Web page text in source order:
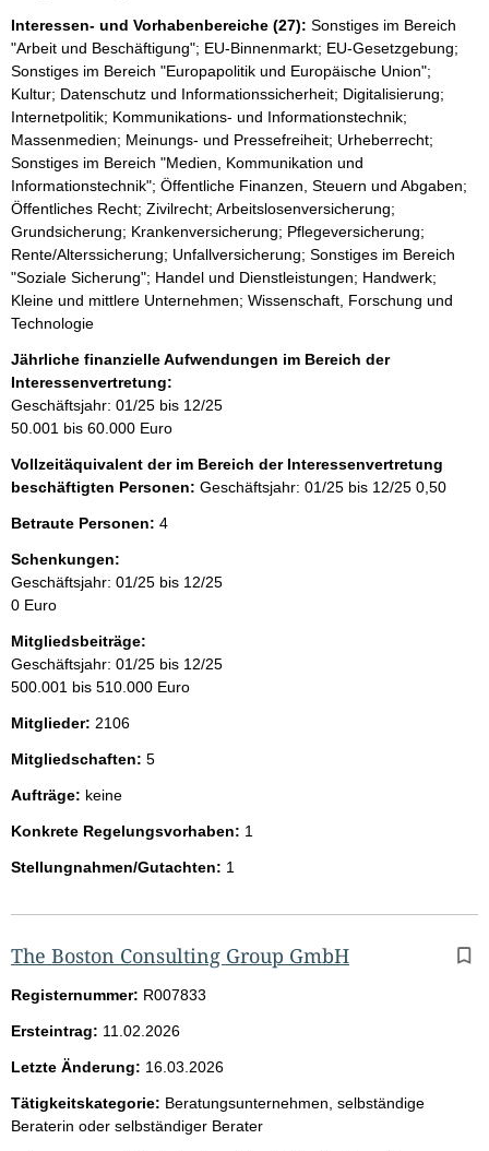
Interessen- und Vorhabenbereiche (27): Sonstiges im Bereich
"Arbeit und Beschäftigung"; EU-Binnenmarkt; EU-Gesetzgebung;
Sonstiges im Bereich "Europapolitik und Europäische Union";
Kultur; Datenschutz und Informationssicherheit; Digitalisierung;
Internetpolitik; Kommunikations- und Informationstechnik;
Massenmedien; Meinungs- und Pressefreiheit; Urheberrecht;
Sonstiges im Bereich "Medien, Kommunikation und
Informationstechnik"; Öffentliche Finanzen, Steuern und Abgaben;
Öffentliches Recht; Zivilrecht; Arbeitslosenversicherung;
Grundsicherung; Krankenversicherung; Pflegeversicherung;
Rente/Alterssicherung; Unfallversicherung; Sonstiges im Bereich
"Soziale Sicherung"; Handel und Dienstleistungen; Handwerk;
Kleine und mittlere Unternehmen; Wissenschaft, Forschung und
Technologie
Jährliche finanzielle Aufwendungen im Bereich der
Interessenvertretung:
Geschäftsjahr: 01/25 bis 12/25
50.001 bis 60.000 Euro
Vollzeitäquivalent der im Bereich der Interessenvertretung
beschäftigten Personen: Geschäftsjahr: 01/25 bis 12/25 0,50
Betraute Personen: 4
Schenkungen:
Geschäftsjahr: 01/25 bis 12/25
0 Euro
Mitgliedsbeiträge:
Geschäftsjahr: 01/25 bis 12/25
500.001 bis 510.000 Euro
Mitglieder: 2106
Mitgliedschaften: 5
Aufträge: keine
Konkrete Regelungsvorhaben: 1
Stellungnahmen/Gutachten: 1
The Boston Consulting Group GmbH
Registernummer: R007833
Ersteintrag: 11.02.2026
Letzte Änderung: 16.03.2026
Tätigkeitskategorie: Beratungsunternehmen, selbständige
Beraterin oder selbständiger Berater